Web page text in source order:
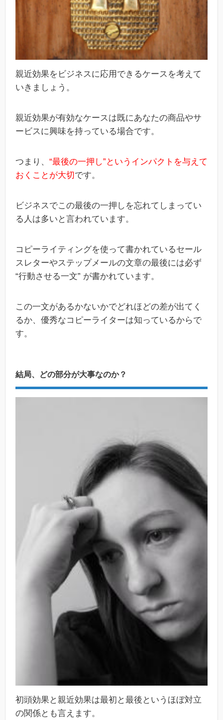
親近効果をビジネスに応用できるケースを考えて
いきましょう。
親近効果が有効なケースは既にあなたの商品やサ
ービスに興味を持っている場合です。
つまり、 “最後の一押し”というインパクトを与えて
おくことが大切 です。
ビジネスでこの最後の一押しを忘れてしまってい
る人は多いと言われています。
コピーライティングを使って書かれているセール
スレターやステップメールの文章の最後には必ず
“行動させる一文” が書かれています。
この一文があるかないかでどれほどの差が出てく
るか、優秀なコピーライターは知っているからで
す。
結局、どの部分が大事なのか？
初頭効果と親近効果は最初と最後というほぼ対立
の関係とも言えます。